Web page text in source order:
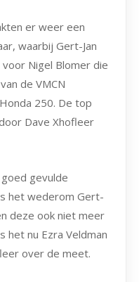
er weer een
waarbij Gert-Jan
Nigel Blomer die
de VMCN
250. De top
Dave Xhofleer
gevulde
het wederom Gert-
deze ook niet meer
het nu Ezra Veldman
over de meet.